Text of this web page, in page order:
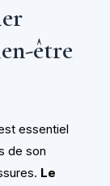
être
essentiel
de son
Le